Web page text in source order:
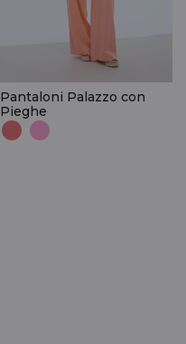
Pantaloni Palazzo con
Pieghe